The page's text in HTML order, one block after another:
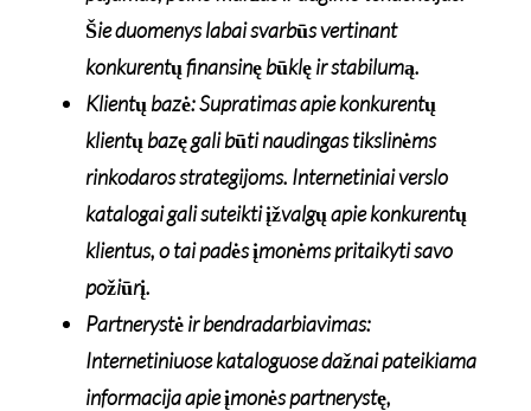
Šie duomenys labai svarbūs vertinant
konkurentų finansinę būklę ir stabilumą.
Klientų bazė: Supratimas apie konkurentų
klientų bazę gali būti naudingas tikslinėms
rinkodaros strategijoms. Internetiniai verslo
katalogai gali suteikti įžvalgų apie konkurentų
klientus, o tai padės įmonėms pritaikyti savo
požiūrį.
Partnerystė ir bendradarbiavimas:
Internetiniuose kataloguose dažnai pateikiama
informacija apie įmonės partnerystę,